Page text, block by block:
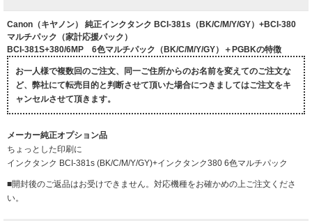
Canon（キヤノン） 純正インクタンク BCI-381s（BK/C/M/Y/GY）+BCI-380
マルチパック（家計応援パック）
BCI-381S+380/6MP 6色マルチパック（BK/C/M/Y/GY）＋PGBKの特徴
お一人様で複数回のご注文、同一ご住所からのお名前を変えてのご注文な
ど、弊社にて転売目的と判断させて頂いた場合につきましてはご注文をキ
ャンセルさせて頂きます。
メーカー純正オプション品
ちょっとした印刷に
インクタンク BCI-381s (BK/C/M/Y/GY)+インクタンク380 6色マルチパック
■開封後のご返品はお受けできません。対応機種をお確かめの上ご注文くださ
い。